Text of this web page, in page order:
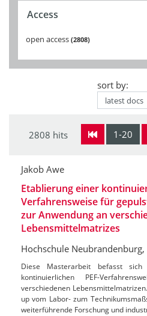
Access
open access 2808
sort by:
1-20
2808 hits
Jakob Awe
Etablierung einer
Verfahrensweise für
zur Anwendung an
Lebensmittelmatrizes
Hochschule
Diese Masterarbeit befasst
kontinuierlichen PEF-
verschiedenen
up vom Labor- zum
weiterführende Forschung und